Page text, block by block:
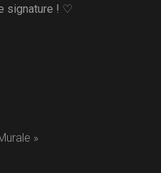
signature ! ♡
»